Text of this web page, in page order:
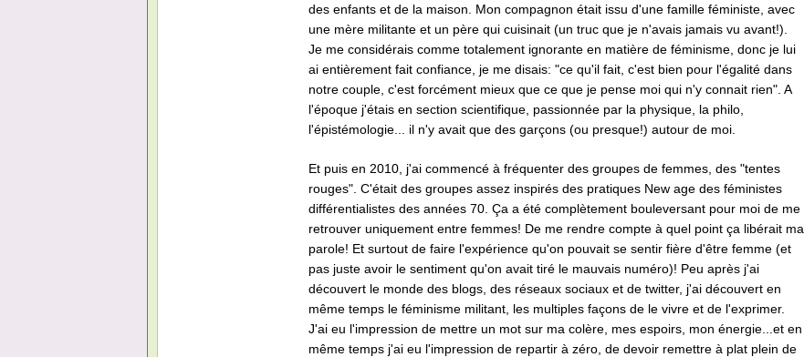
des enfants et de la maison. Mon compagnon était issu d'une famille féministe, avec
une mère militante et un père qui cuisinait (un truc que je n'avais jamais vu avant!).
Je me considérais comme totalement ignorante en matière de féminisme, donc je lui
ai entièrement fait confiance, je me disais: "ce qu'il fait, c'est bien pour l'égalité dans
notre couple, c'est forcément mieux que ce que je pense moi qui n'y connait rien". A
l'époque j'étais en section scientifique, passionnée par la physique, la philo,
l'épistémologie... il n'y avait que des garçons (ou presque!) autour de moi.
Et puis en 2010, j'ai commencé à fréquenter des groupes de femmes, des "tentes
rouges". C'était des groupes assez inspirés des pratiques New age des féministes
différentialistes des années 70. Ça a été complètement bouleversant pour moi de me
retrouver uniquement entre femmes! De me rendre compte à quel point ça libérait ma
parole! Et surtout de faire l'expérience qu'on pouvait se sentir fière d'être femme (et
pas juste avoir le sentiment qu'on avait tiré le mauvais numéro)! Peu après j'ai
découvert le monde des blogs, des réseaux sociaux et de twitter, j'ai découvert en
même temps le féminisme militant, les multiples façons de le vivre et de l'exprimer.
J'ai eu l'impression de mettre un mot sur ma colère, mes espoirs, mon énergie...et en
même temps j'ai eu l'impression de repartir à zéro, de devoir remettre à plat plein de